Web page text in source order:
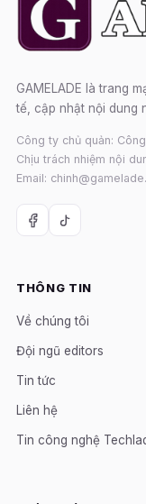
GAMELADE là trang
tế, cập nhật nội dung
Công ty chủ quản:
Chịu trách nhiệm nội
Email:
THÔNG TIN
Về chúng tôi
Đội ngũ editors
Tin tức
Liên hệ
Tin công nghệ